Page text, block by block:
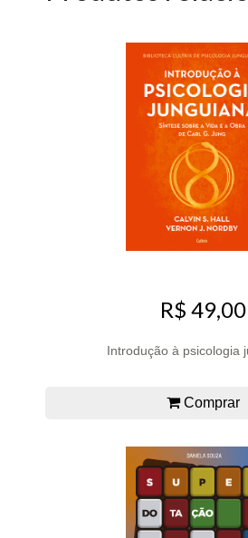
R$ 49,00
Introdução à psicologia
Comprar